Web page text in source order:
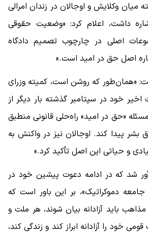
میان وکلایش و اوجالان در زندان امرالی
داشت، اعلام کرد: «وضعیت حقوقی
اصلی در چارچوب تصمیم دادگاه
اصل حق در امید است.»
«همان‌طور که روشن است، کمیته وزرای
خود در سپتامبر گذشته بار دیگر از
«حق در امید» راه‌حلی قانونی منطبق
بشر پیدا کند. اوجالان نیز در واکنش به
و حیاتی این اصل تأکید کرد.»
شد که در ادامه دعوت پیشین خود در
جامعه دموکراتیک»، بر این باور است که
باید آزادانه بیان شوند، هر ملت و
خود را آزادانه ابراز کند و زندگی کند،